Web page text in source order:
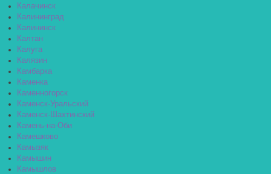
Калачинск
Калининград
Калининск
Калтан
Калуга
Калязин
Камбарка
Каменка
Каменногорск
Каменск-Уральский
Каменск-Шахтинский
Камень-на-Оби
Камешково
Камызяк
Камышин
Камышлов